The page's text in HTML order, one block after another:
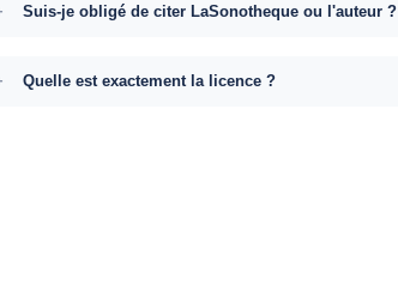
Suis-je obligé de citer LaSonotheque ou l'auteur ?
Quelle est exactement la licence ?